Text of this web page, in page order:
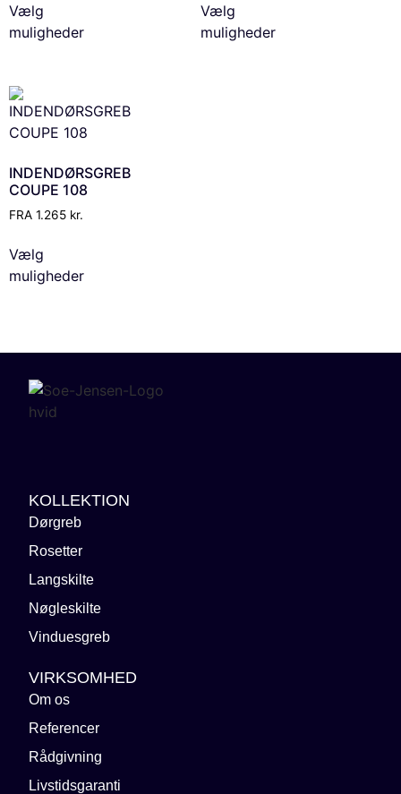
Vælg
muligheder
Vælg
muligheder
INDENDØRSGREB
COUPE 108
FRA 1.265 kr.
Vælg
muligheder
KOLLEKTION
Dørgreb
Rosetter
Langskilte
Nøgleskilte
Vinduesgreb
VIRKSOMHED
Om os
Referencer
Rådgivning
Livstidsgaranti